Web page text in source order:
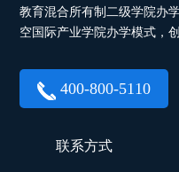
教育混合所有制二级学院办
空国际产业学院办学模式，
400-800-5110
联系方式